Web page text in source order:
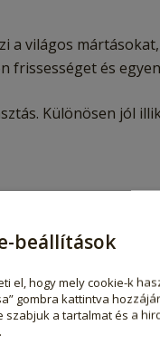
a világos
és
Különösen jól
alapanyagok és a
és sokoldalú
beállítások
el, hogy mely cookie-k
gombra kattintva
szabjuk a tartalmat és a